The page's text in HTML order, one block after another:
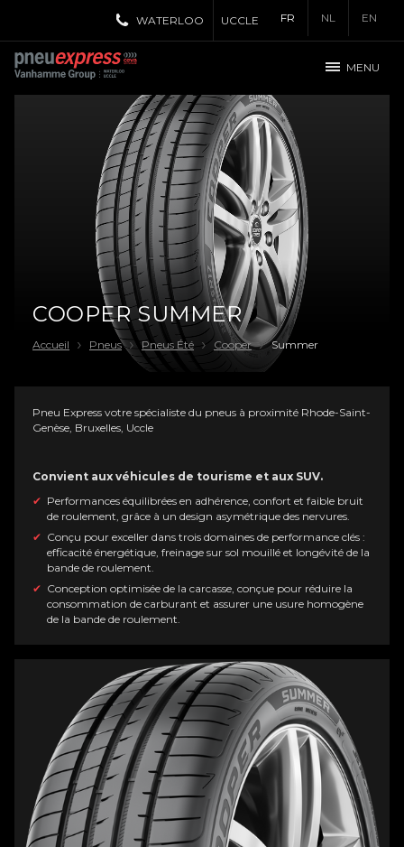
FR NL EN
WATERLOO UCCLE
MENU
COOPER SUMMER
Accueil Pneus Pneus Été Cooper Summer
Pneu Express votre spécialiste du pneus à proximité Rhode-Saint-
Genèse, Bruxelles, Uccle
Convient aux véhicules de tourisme et aux SUV.
Performances équilibrées en adhérence, confort et faible bruit
de roulement, grâce à un design asymétrique des nervures.
Conçu pour exceller dans trois domaines de performance clés :
efficacité énergétique, freinage sur sol mouillé et longévité de la
bande de roulement.
Conception optimisée de la carcasse, conçue pour réduire la
consommation de carburant et assurer une usure homogène
de la bande de roulement.